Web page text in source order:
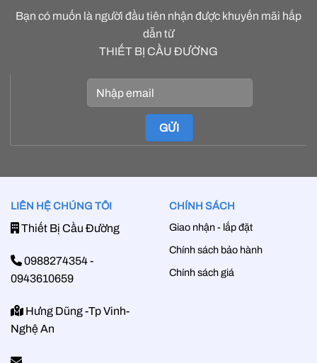
Bạn có muốn là người đầu tiên nhận được khuyến mãi hấp
dẫn từ
THIẾT BỊ CẦU ĐƯỜNG
LIÊN HỆ CHÚNG TÔI
Thiết Bị Cầu Đường
0988274354-
0943610659
Hưng Dũng -Tp Vinh-
Nghệ An
CHÍNH SÁCH
Giao nhận - lắp đặt
Chính sách bảo hành
Chính sách giá